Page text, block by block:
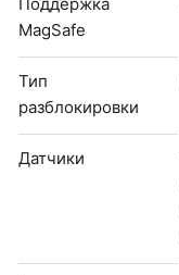
MagSafe
Тип
разблокировки
Датчики